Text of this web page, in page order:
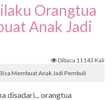
Orangtua
Anak Jadi
Dibaca 11143 Kali
Membuat Anak Jadi Pembuli
disadari... orangtua